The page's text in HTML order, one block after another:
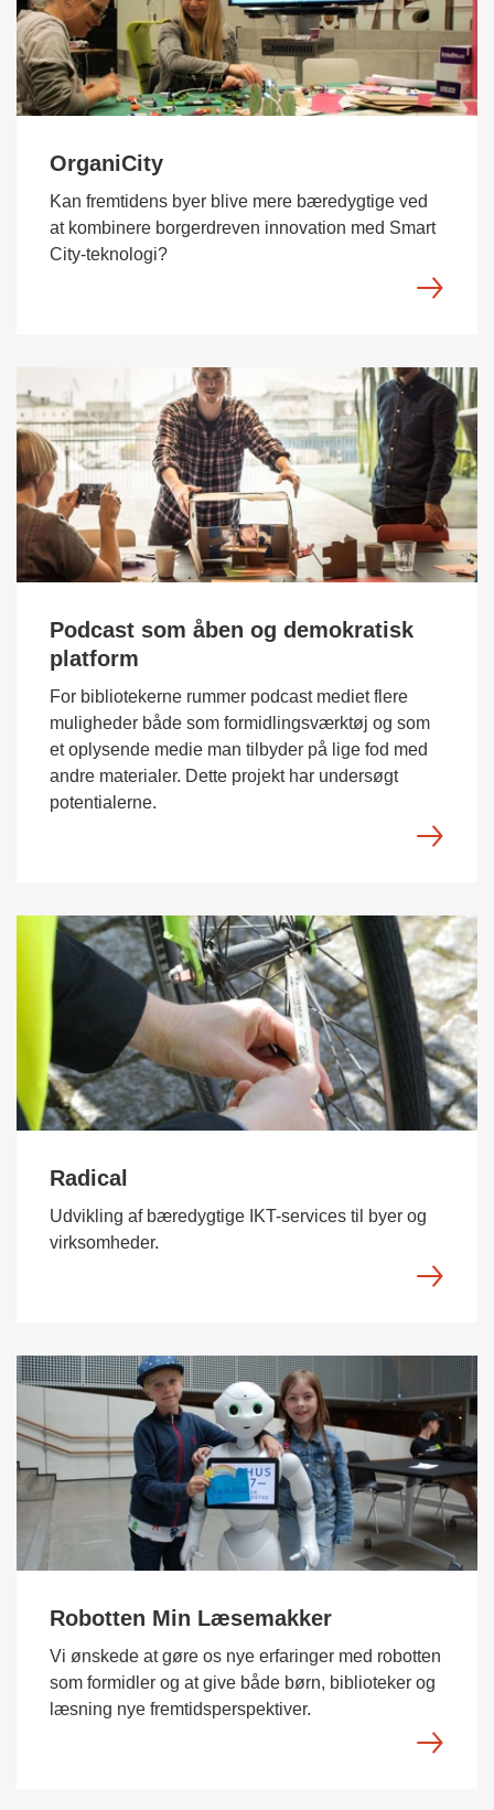
OrganiCity
Kan fremtidens byer blive mere bæredygtige ved
at kombinere borgerdreven innovation med Smart
City-teknologi?
Podcast som åben og demokratisk
platform
For bibliotekerne rummer podcast mediet flere
muligheder både som formidlingsværktøj og som
et oplysende medie man tilbyder på lige fod med
andre materialer. Dette projekt har undersøgt
potentialerne.
Radical
Udvikling af bæredygtige IKT-services til byer og
virksomheder.
Robotten Min Læsemakker
Vi ønskede at gøre os nye erfaringer med robotten
som formidler og at give både børn, biblioteker og
læsning nye fremtidsperspektiver.